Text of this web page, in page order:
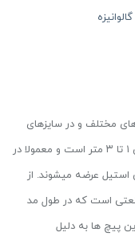
مختلف و در سایزهای
متنوع تولید میشود. طول استاندارد پیچ متری بین ۱ تا ۳ متر است و معمولا در
عرضه میشوند. از
است که در طول مد
پیچ ها به دلیل